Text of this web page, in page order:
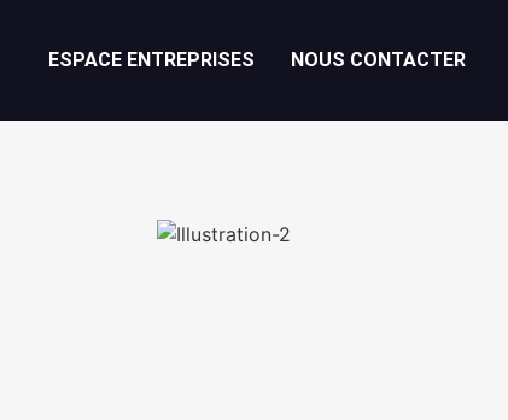
ESPACE ENTREPRISES NOUS CONTACTER